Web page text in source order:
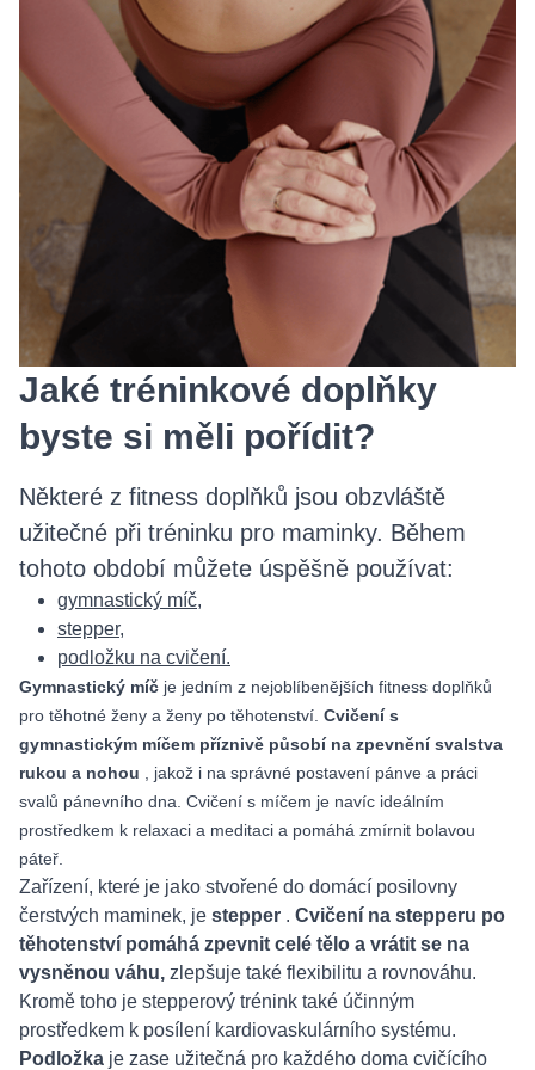
Jaké tréninkové doplňky
byste si měli pořídit?
Některé z fitness doplňků jsou obzvláště
užitečné při tréninku pro maminky. Během
tohoto období můžete úspěšně používat:
gymnastický míč,
stepper,
podložku na cvičení.
Gymnastický míč je jedním z nejoblíbenějších fitness doplňků
pro těhotné ženy a ženy po těhotenství. Cvičení s
gymnastickým míčem příznivě působí na zpevnění svalstva
rukou a nohou
, jakož i na správné postavení pánve a práci
svalů pánevního dna. Cvičení s míčem je navíc ideálním
prostředkem k relaxaci a meditaci a pomáhá zmírnit bolavou
páteř.
Zařízení, které je jako stvořené do domácí posilovny
čerstvých maminek, je stepper . Cvičení na stepperu po
těhotenství pomáhá zpevnit celé tělo a vrátit se na
vysněnou váhu, zlepšuje také flexibilitu a rovnováhu.
Kromě toho je stepperový trénink také účinným
prostředkem k posílení kardiovaskulárního systému.
Podložka je zase užitečná pro každého doma cvičícího